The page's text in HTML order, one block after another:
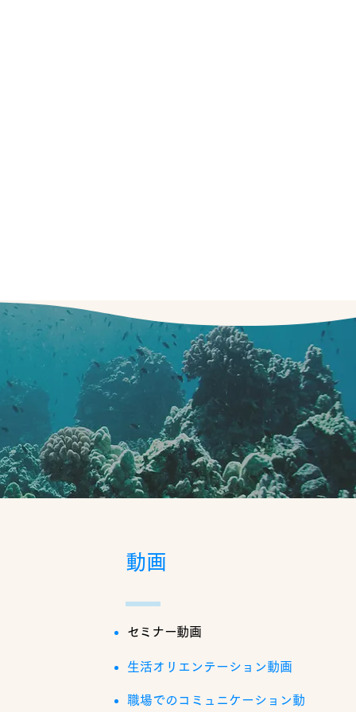
動画
セミナー動画
生活オリエンテーション動画
職場でのコミュニケーション動